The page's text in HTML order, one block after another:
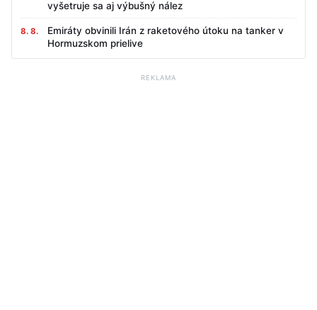
vyšetruje sa aj výbušný nález
8. 8.
Emiráty obvinili Irán z raketového útoku na tanker v
Hormuzskom prielive
REKLAMA